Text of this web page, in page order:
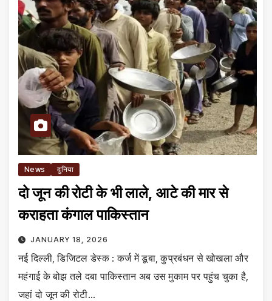
News दुनिया
दो जून की रोटी के भी लाले, आटे की मार से
कराहता कंगाल पाकिस्तान
JANUARY 18, 2026
नई दिल्ली, डिजिटल डेस्क : कर्ज में डूबा, कुप्रबंधन से खोखला और
महंगाई के बोझ तले दबा पाकिस्तान अब उस मुकाम पर पहुंच चुका है,
जहां दो जून की रोटी…